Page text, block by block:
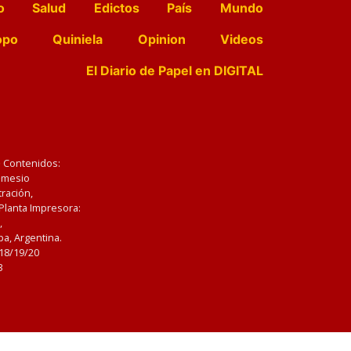
Salud Edictos País
Mundo
Quiniela Opinion
Videos
El Diario de Papel en DIGITAL
Impresora:
Argentina.
19/20